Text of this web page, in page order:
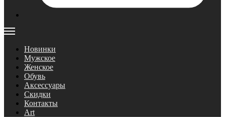
Новинки
Мужское
Женское
Обувь
Аксессуары
Скидки
Контакты
Art